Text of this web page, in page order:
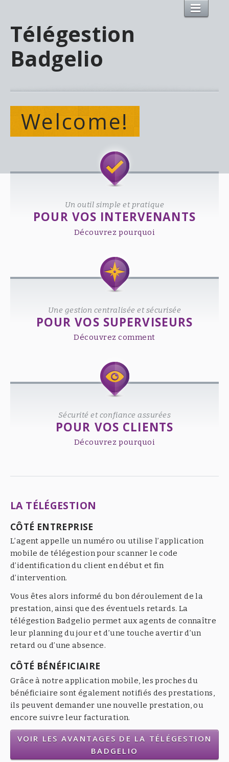
Télégestion
Badgelio
Welcome!
Un outil simple et pratique
POUR VOS INTERVENANTS
Découvrez pourquoi
Une gestion centralisée et sécurisée
POUR VOS SUPERVISEURS
Découvrez comment
Sécurité et confiance assurées
POUR VOS CLIENTS
Découvrez pourquoi
LA TÉLÉGESTION
CÔTÉ ENTREPRISE
L’agent appelle un numéro ou utilise l’application
mobile de télégestion pour scanner le code
d’identification du client en début et fin
d’intervention.
Vous êtes alors informé du bon déroulement de la
prestation, ainsi que des éventuels retards. La
télégestion Badgelio permet aux agents de connaître
leur planning du jour et d’une touche avertir d’un
retard ou d’une absence.
CÔTÉ BÉNÉFICIAIRE
Grâce à notre application mobile, les proches du
bénéficiaire sont également notifiés des prestations,
ils peuvent demander une nouvelle prestation, ou
encore suivre leur facturation.
VOIR LES AVANTAGES DE LA TÉLÉGESTION
BADGELIO